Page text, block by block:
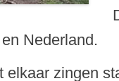
Nederland.
elkaar zingen